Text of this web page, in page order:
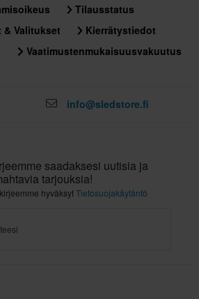
Tilausstatus
& Valitukset
Kierrätystiedot
Vaatimustenmukaisuusvakuutus
info@sledstore.fi
saadaksesi uutisia ja
tarjouksia!
hyväksytTietosuojakäytäntö